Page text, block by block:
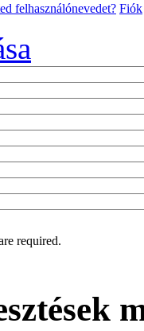
felhasználónevedet? Fiók
required.